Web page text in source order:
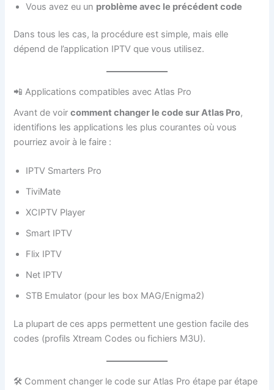
Vous avez eu un problème avec le précédent code
Dans tous les cas, la procédure est simple, mais elle
dépend de l’application IPTV que vous utilisez.
📲 Applications compatibles avec Atlas Pro
Avant de voircomment changer le code sur Atlas Pro,
identifions les applications les plus courantes où vous
pourriez avoir à le faire :
IPTV Smarters Pro
TiviMate
XCIPTV Player
Smart IPTV
Flix IPTV
Net IPTV
STB Emulator (pour les box MAG/Enigma2)
La plupart de ces apps permettent une gestion facile des
codes (profils Xtream Codes ou fichiers M3U).
🛠️ Comment changer le code sur Atlas Pro étape par étape